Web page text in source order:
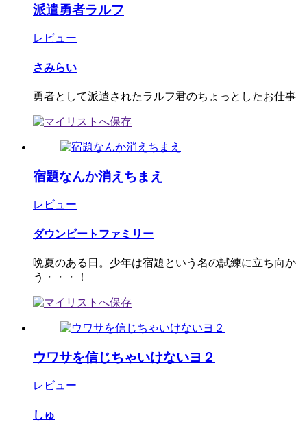
派遣勇者ラルフ
レビュー
さみらい
勇者として派遣されたラルフ君のちょっとしたお仕事
宿題なんか消えちまえ
レビュー
ダウンビートファミリー
晩夏のある日。少年は宿題という名の試練に立ち向か
う・・・！
ウワサを信じちゃいけないヨ２
レビュー
しゅ